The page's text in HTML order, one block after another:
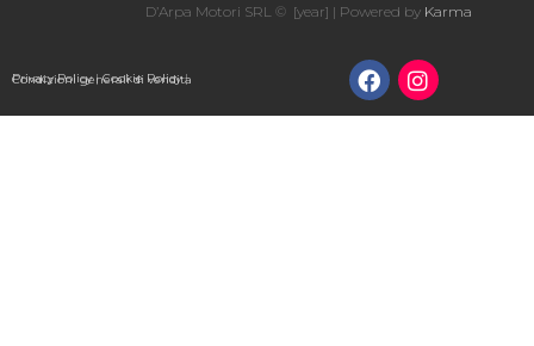
D’Arpa Motori SRL © [year] | Powered by Karma
Privacy Policy|Cookie Policy|
Condizioni generali di vendita